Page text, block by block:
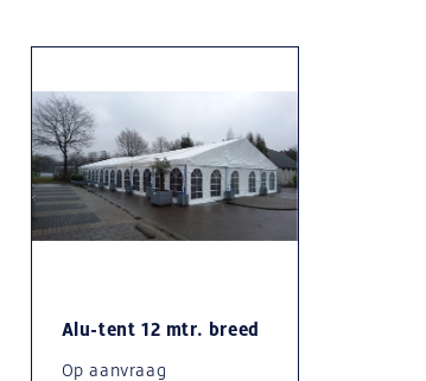
Alu-tent 12 mtr. breed
Op aanvraag